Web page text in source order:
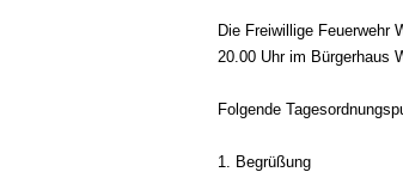
Die Freiwillige Feuerwehr
20.00 Uhr im Bürgerhaus
Folgende
Begrüßung